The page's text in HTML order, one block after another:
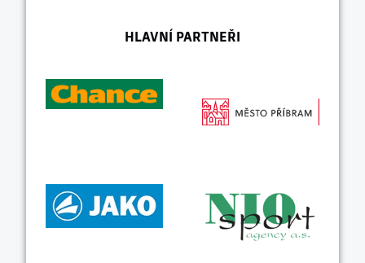
HLAVNÍ PARTNEŘI